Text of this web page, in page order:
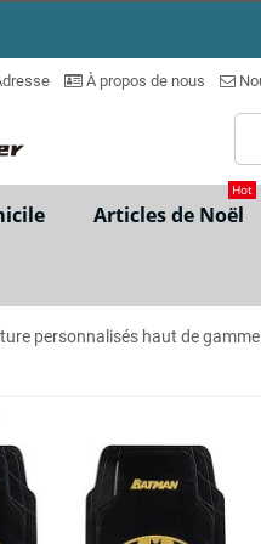
À propos de nous
Articles de Noël
Hot
personnalisés haut de